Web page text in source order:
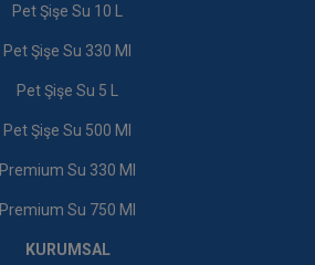
Pet Şişe Su 10 L
Pet Şişe Su 330 Ml
Pet Şişe Su 5 L
Pet Şişe Su 500 Ml
Premium Su 330 Ml
Premium Su 750 Ml
KURUMSAL